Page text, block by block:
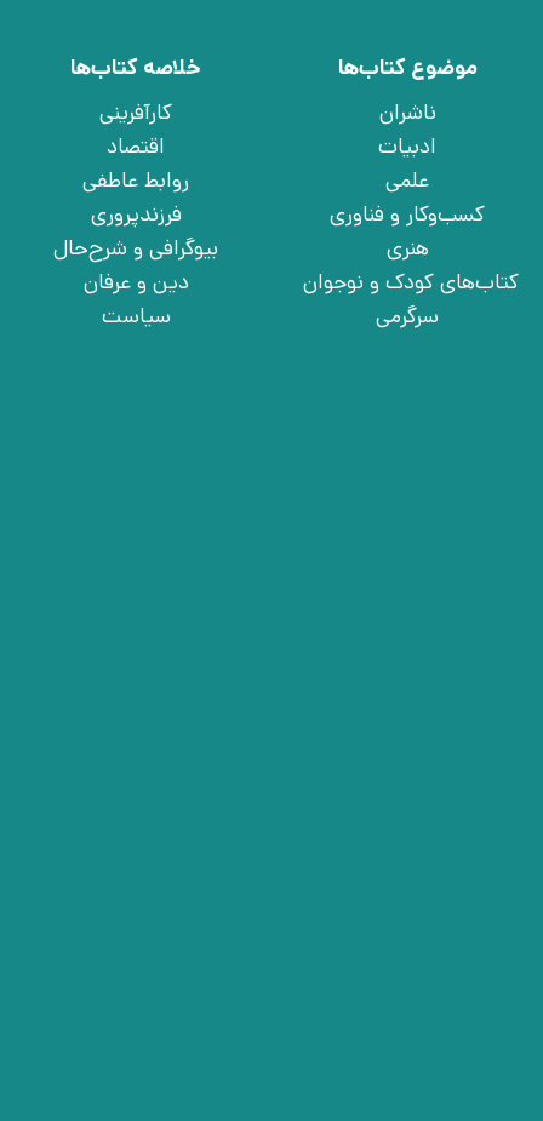
موضوع کتاب‌ها
ناشران
ادبیات
علمی
کسب‌وکار و فناوری
هنری
کتاب‌های کودک و نوجوان
سرگرمی
خلاصه کتاب‌ها
کارآفرینی
اقتصاد
روابط عاطفی
فرزندپروری
بیوگرافی و شرح‌حال
دین و عرفان
سیاست